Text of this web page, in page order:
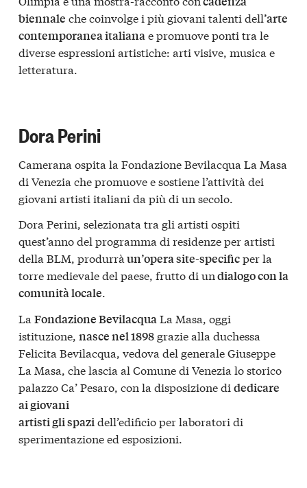
biennale che coinvolge i più giovani talenti dell’arte
contemporanea italianae promuove ponti tra le
diverse espressioni artistiche: arti visive, musica e
letteratura.
Dora Perini
Camerana ospita la Fondazione Bevilacqua La Masa
di Venezia che promuove e sostiene l’attività dei
giovani artisti italiani da più di un secolo.
Dora Perini, selezionata tra gli artisti ospiti
quest’anno del programma di residenze per artisti
della BLM, produrrà un’opera site-specificper la
torre medievale del paese, frutto di undialogo con la
comunità locale.
La Fondazione BevilacquaLa Masa, oggi
istituzione, nasce nel 1898 grazie alla duchessa
Felicita Bevilacqua, vedova del generale Giuseppe
La Masa, che lascia al Comune di Venezia lo storico
palazzo Ca’ Pesaro, con la disposizione di dedicare
ai giovani
artisti gli spazidell’edificio per laboratori di
sperimentazione ed esposizioni.